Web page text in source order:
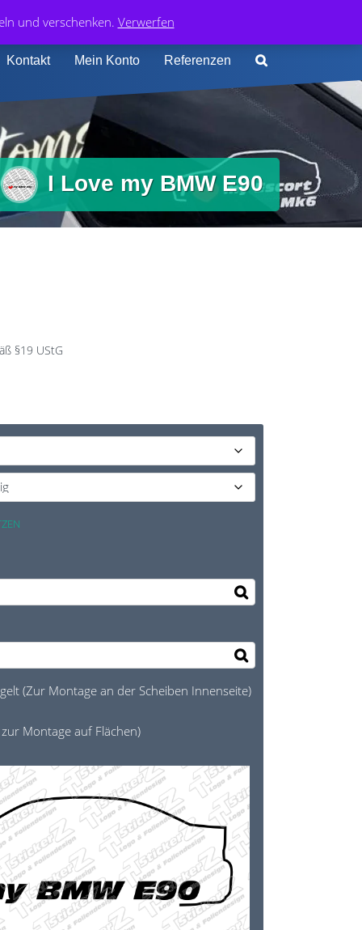
und verschenken. Verwerfen
413 4168
Kontakt Mein Konto Referenzen
I Love my BMW E90
§19 UStG
(Zur Montage an der Scheiben Innenseite)
Montage auf Flächen)